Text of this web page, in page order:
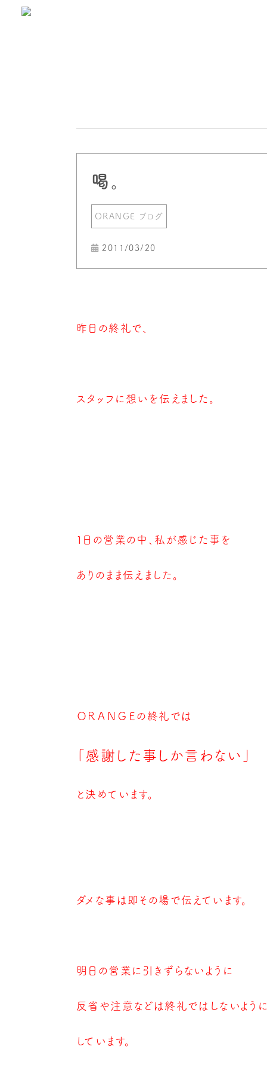
喝。
ORANGE ブログ
2011/03/20
昨日の終礼で、
スタッフに想いを伝えました。
１日の営業の中、 私が感じた事を
ありのまま伝えました。
ＯＲＡＮＧＥの終礼では
「感謝した事しか言わない」
と決めています。
ダメな事は即その場で伝えています。
明日の営業に引きずらないように
反省や注意などは終礼ではしないよう
しています。